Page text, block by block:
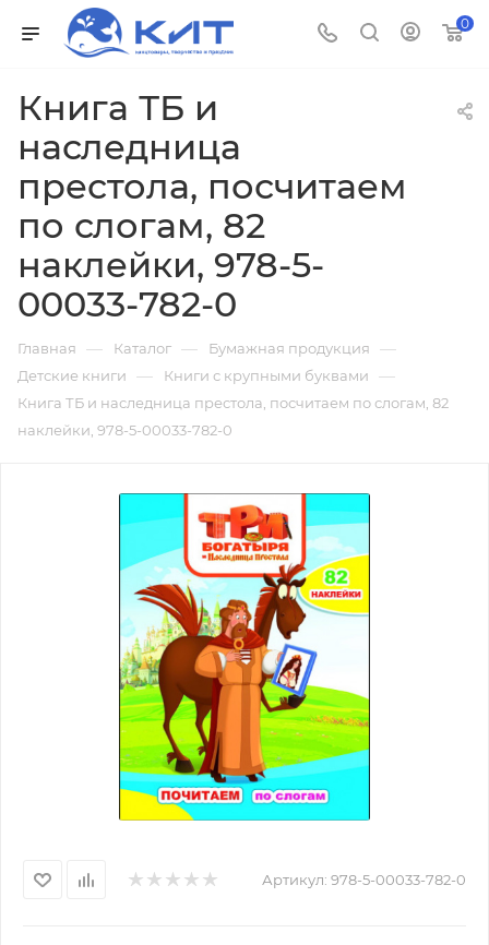
0
Книга ТБ и
наследница
престола, посчитаем
по слогам, 82
наклейки, 978-5-
00033-782-0
Главная — Каталог — Бумажная продукция —
Детские книги — Книги с крупными буквами —
Книга ТБ и наследница престола, посчитаем по слогам, 82
наклейки, 978-5-00033-782-0
Артикул: 978-5-00033-782-0